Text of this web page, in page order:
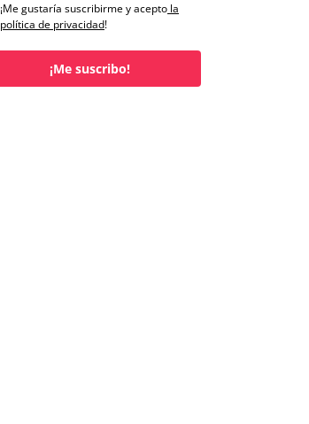
¡Me gustaría suscribirme y acepto la
política de privacidad!
¡Me suscribo!